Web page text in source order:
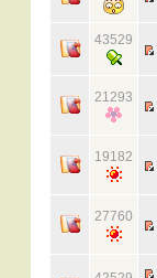
43529
21293
19182
27760